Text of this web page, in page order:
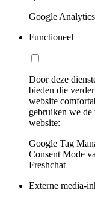
Google
Functioneel
Door deze
bieden die
website
gebruiken we de
website:
Google Tag
Consent Mode
Freshchat
Externe media-